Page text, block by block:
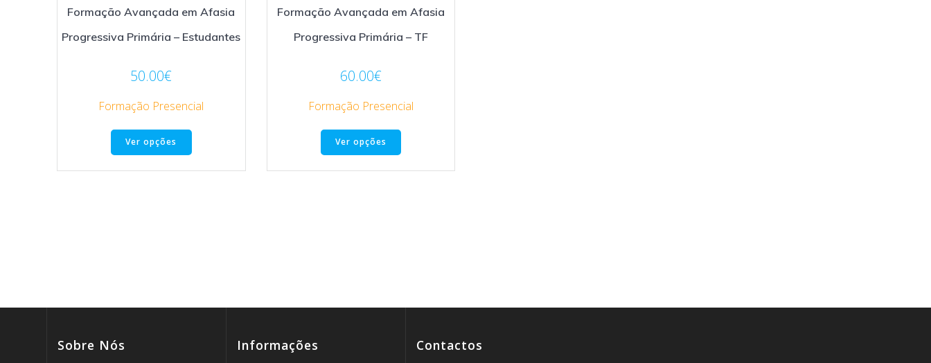
Formação Avançada em Afasia
Progressiva Primária – Estudantes
50.00€
Formação Presencial
Ver opções
Formação Avançada em Afasia
Progressiva Primária – TF
60.00€
Formação Presencial
Ver opções
Sobre Nós Informações Contactos